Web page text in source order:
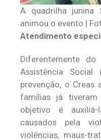
A quadrilha junina
animou o evento |
Atendimento
Diferentemente
Assistência Social
prevenção, o Creas
famílias já tiveram
objetivo é
causados pela
violências, maus-